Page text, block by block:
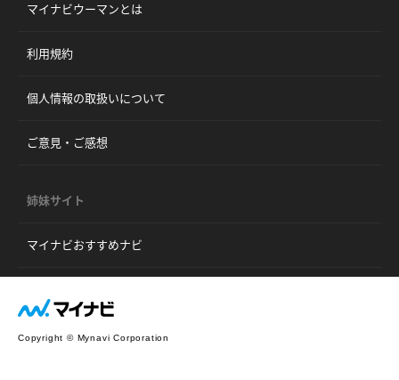
マイナビウーマンとは
利用規約
個人情報の取扱いについて
ご意見・ご感想
姉妹サイト
マイナビおすすめナビ
Copyright © Mynavi Corporation